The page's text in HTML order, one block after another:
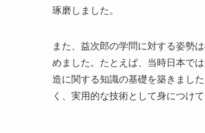
琢磨しました。
また、益次郎の学問に対する姿勢
めました。たとえば、当時日本で
造に関する知識の基礎を築きまし
く、実用的な技術として身につけて